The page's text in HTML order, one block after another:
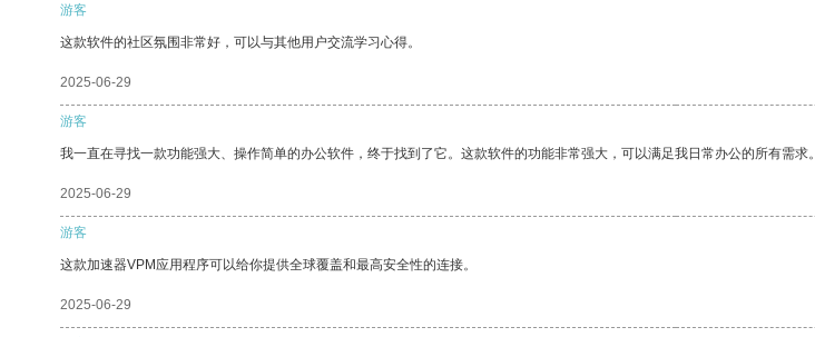
游客
这款软件的社区氛围非常好，可以与其他用户交流学习心得。
2025-06-29
游客
我一直在寻找一款功能强大、操作简单的办公软件，终于找到了它。这款软件的功能非常强大，可以满足我日常办公的所有需求
2025-06-29
游客
这款加速器VPM应用程序可以给你提供全球覆盖和最高安全性的连接。
2025-06-29